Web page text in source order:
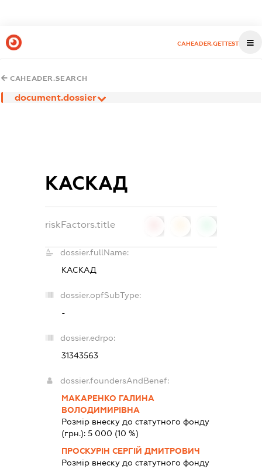
CAHEADER.GETTEST
CAHEADER.SEARCH
document.dossier
КАСКАД
riskFactors.title
dossier.fullName:
КАСКАД
dossier.opfSubType:
-
dossier.edrpo:
31343563
dossier.foundersAndBenef:
МАКАРЕНКО ГАЛИНА
ВОЛОДИМИРІВНА
Розмір внеску до статутного фонду
(грн.):5 000 (10 %)
ПРОСКУРІН СЕРГІЙ ДМИТРОВИЧ
Розмір внеску до статутного фонду